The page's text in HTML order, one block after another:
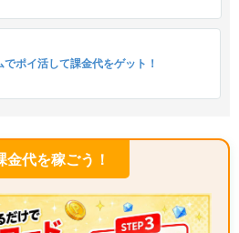
でポイ活して課金代をゲット！
代を稼ごう！